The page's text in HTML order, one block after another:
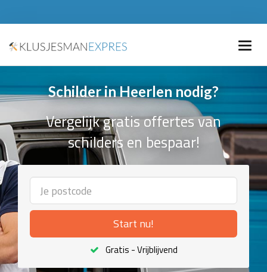
Schilder in Heerlen nodig?
Vergelijk gratis offertes van
schilders en bespaar!
Start nu!
Gratis - Vrijblijvend